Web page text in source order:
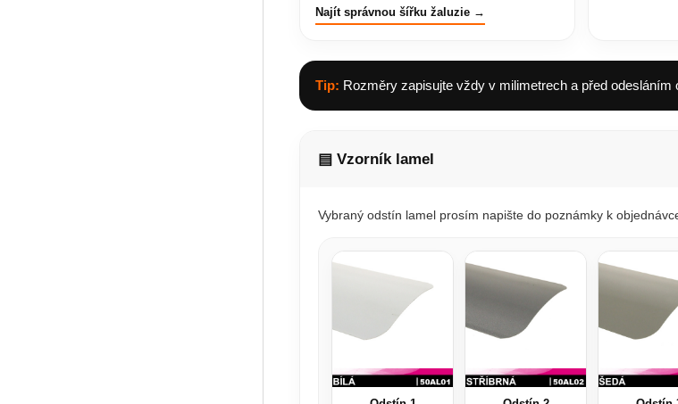
Najít správnou šířku žaluzie →
Tip: Rozměry zapisujte vždy v milimetrech a před
▤ Vzorník lamel
Vybraný odstín lamel prosím napište do poznámky k